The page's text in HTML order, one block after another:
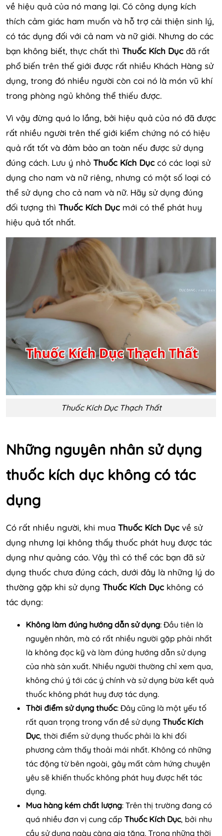
về hiệu quả của nó mang lại. Có công dụng kích
thích cảm giác ham muốn và hỗ trợ cải thiện sinh lý,
có tác dụng đối với cả nam và nữ giới. Nhưng do các
bạn không biết, thực chất thì Thuốc Kích Dục đã rất
phổ biến trên thế giới được rất nhiều Khách Hàng sử
dụng, trong đó nhiều người còn coi nó là món vũ khí
trong phòng ngủ không thể thiếu được.
Vì vậy đừng quá lo lắng, bởi hiệu quả của nó đã được
rất nhiều người trên thế giới kiểm chứng nó có hiệu
quả rất tốt và đảm bảo an toàn nếu được sử dụng
đúng cách. Lưu ý nhỏ Thuốc Kích Dục có các loại sử
dụng cho nam và nữ riêng, nhưng có một số loại có
thể sử dụng cho cả nam và nữ. Hãy sử dụng đúng
đối tượng thì Thuốc Kích Dục mới có thể phát huy
hiệu quả tốt nhất.
Thuốc Kích Dục Thạch Thất
Những nguyên nhân sử dụng
thuốc kích dục không có tác
dụng
Có rất nhiều người, khi mua Thuốc Kích Dục về sử
dụng nhưng lại không thấy thuốc phát huy được tác
dụng như quảng cáo. Vậy thì có thể các bạn đã sử
dụng thuốc chưa đúng cách, dưới đây là những lý do
thường gặp khi sử dụng Thuốc Kích Dục không có
tác dụng:
Không làm đúng hướng dẫn sử dụng: Đầu tiên là
nguyên nhân, mà có rất nhiều người gặp phải nhất
là không đọc kỹ và làm đúng hướng dẫn sử dụng
của nhà sản xuất. Nhiều người thường chỉ xem qua,
không chú ý tới các ý chính và sử dụng bừa kết quả
thuốc không phát huy đượ tác dụng.
Thời điểm sử dụng thuốc: Đây cũng là một yếu tố
rất quan trọng trong vấn đề sử dụng Thuốc Kích
Dục, thời điểm sử dụng thuốc phải là khi đối
phương cảm thấy thoải mái nhất. Không có những
tác động từ bên ngoài, gây mất cảm hứng chuyện
yêu sẽ khiến thuốc không phát huy được hết tác
dụng.
Mua hàng kém chất lượng: Trên thị trường đang có
quá nhiều đơn vị cung cấp Thuốc Kích Dục, bởi nhu
cầu sử dụng ngày càng gia tăng. Trong những thời